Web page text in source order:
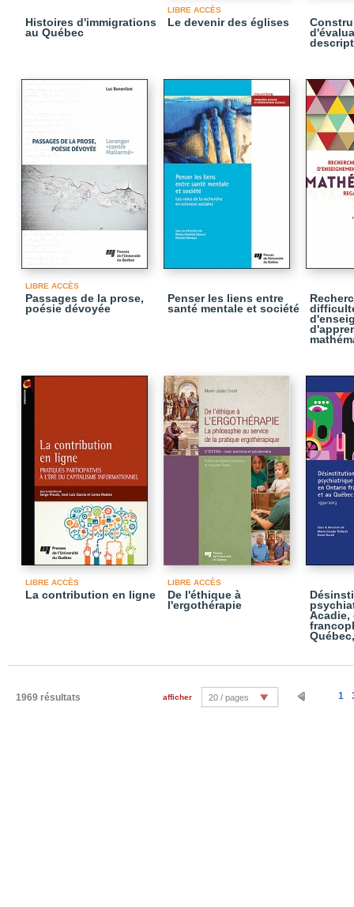
Histoires d'immigrations
au Québec
LIBRE ACCÈS
Le devenir des églises
LIBRE ACCÈS
Passages de la prose,
poésie dévoyée
Penser les liens entre
santé mentale et société
LIBRE ACCÈS
La contribution en ligne
LIBRE ACCÈS
De l'éthique à
l'ergothérapie
Acadie,
1969 résultats 1
afficher 20 / pages